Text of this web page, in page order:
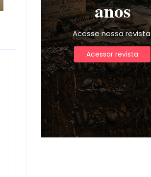
anos
Acesse nossa revista
Acessar revista